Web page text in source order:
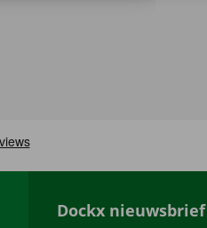
Dockx nieuwsbrief